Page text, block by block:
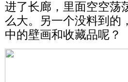
进了长廊，里面空空荡
么大。另一个没料到的
中的壁画和收藏品呢？